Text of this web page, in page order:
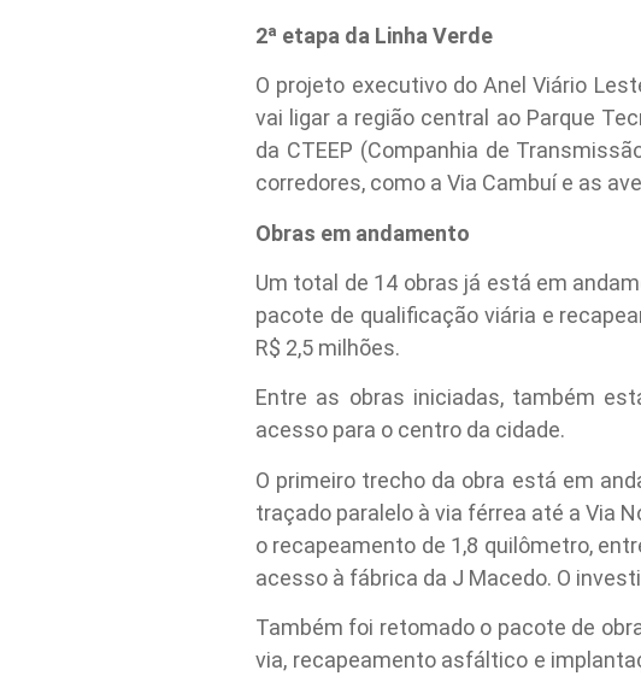
2ª etapa da Linha Verde
O projeto executivo do Anel Viário
vai ligar a região central ao Parque
da CTEEP (Companhia de
corredores, como a Via Cambuí e as
Obras em andamento
Um total de 14 obras já está em
pacote de qualificação viária e
R$ 2,5 milhões.
Entre as obras iniciadas, também
acesso para o centro da cidade.
O primeiro trecho da obra está em
traçado paralelo à via férrea até a Via
o recapeamento de 1,8 quilômetro,
acesso à fábrica da J Macedo. O
Também foi retomado o pacote de
via, recapeamento asfáltico e